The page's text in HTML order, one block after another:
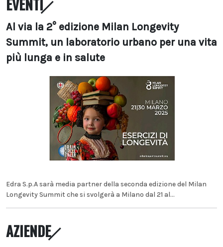
EVENTI
Al via la 2° edizione Milan Longevity
Summit, un laboratorio urbano per una vita
più lunga e in salute
Edra S.p.A sarà media partner della seconda edizione del Milan
Longevity Summit che si svolgerà a Milano dal 21 al...
AZIENDE